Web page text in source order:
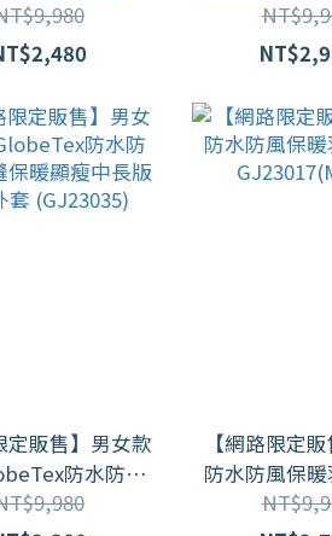
縫羽絨機能外套
/2色
顯瘦羽絨外套
灰色
定販售】男女款
防水防風
暖顯瘦中長版羽
【網路限定
防水防風保